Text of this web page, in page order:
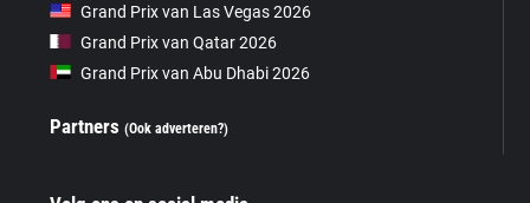
Grand Prix van Las Vegas 2026
Grand Prix van Qatar 2026
Grand Prix van Abu Dhabi 2026
Partners(Ook adverteren?)